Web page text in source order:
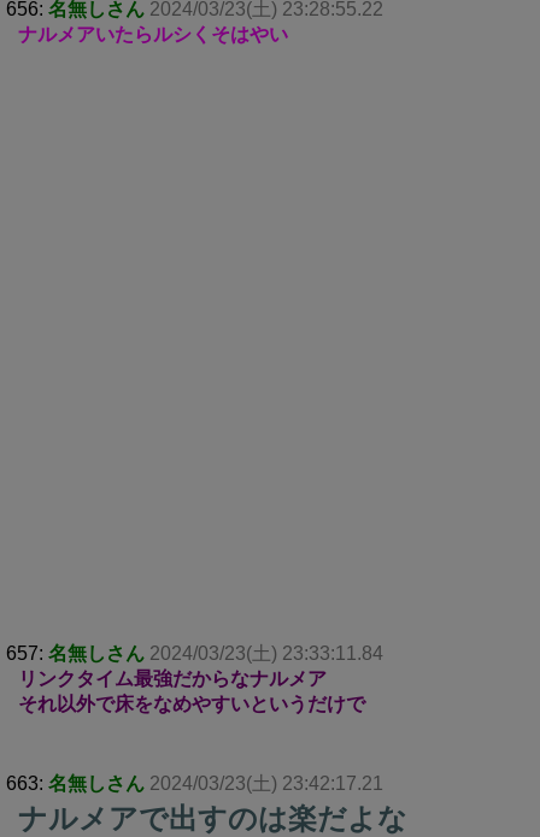
656: 名無しさん 2024/03/23(土) 23:28:55.22
ナルメアいたらルシくそはやい
657: 名無しさん 2024/03/23(土) 23:33:11.84
リンクタイム最強だからなナルメア
それ以外で床をなめやすいというだけで
663: 名無しさん 2024/03/23(土) 23:42:17.21
ナルメアで出すのは楽だよな